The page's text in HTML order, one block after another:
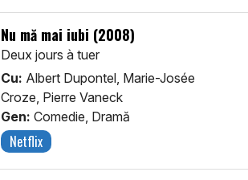
Nu mă mai iubi (2008)
Deux jours à tuer
Cu: Albert Dupontel, Marie-Josée
Croze, Pierre Vaneck
Gen: Comedie, Dramă
Netflix